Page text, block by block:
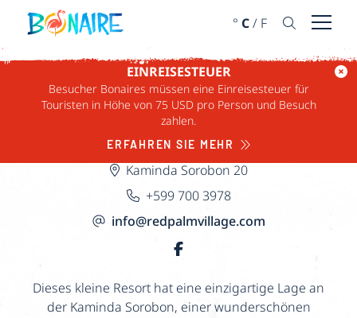
WEITER ZUM INHALT
° C/ F Menü
EINREISESTEUER
Besucher Bonaires müssen eine Einreisesteuer für
Touristen in Höhe von 75 USD pro Person und Besuch
zahlen.
ERFAHREN SIE MEHR
RED PALM VILLAGE
START›UNTERKÜNFTE›RED PALM VILLAGE
Kaminda Sorobon 20
+599 700 3978
info@redpalmvillage.com
Dieses kleine Resort hat eine einzigartige Lage an
der Kaminda Sorobon, einer wunderschönen